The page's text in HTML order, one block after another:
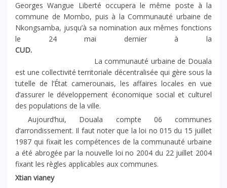
Georges Wangue Liberté occupera le même poste à la
commune de Mombo, puis à la Communauté urbaine de
Nkongsamba, jusqu’à sa nomination aux mêmes fonctions
le 24 mai dernier à la
CUD.
La communauté urbaine de Douala
est une collectivité territoriale décentralisée qui gère sous la
tutelle de l’État camerounais, les affaires locales en vue
d’assurer le développement économique social et culturel
des populations de la ville.
Aujourd’hui, Douala compte 06 communes
d’arrondissement. Il faut noter que la loi no 015 du 15 juillet
1987 qui fixait les compétences de la communauté urbaine
a été abrogée par la nouvelle loi no 2004 du 22 juillet 2004
fixant les règles applicables aux communes.
Xtian vianey